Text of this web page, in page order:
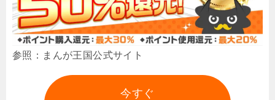
参照：まんが王国公式サイト
今すぐ